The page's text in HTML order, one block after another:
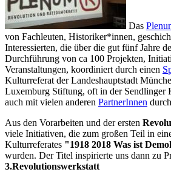
Das
von Fachleuten, Historiker*innen,
Interessierten, die über die gut fünf Jahre
Durchführung von ca 100 Projekten,
Veranstaltungen, koordiniert durch einen
Kulturreferat der Landeshauptstadt
Luxemburg Stiftung, oft in der Sendlinger
auch mit vielen anderen PartnerInnen
Aus den Vorarbeiten und der ersten
viele Initiativen, die zum großen Teil in
Kulturreferates "1918 2018 Was ist
wurden. Der Titel inspirierte uns dann zu
3.Revolutionswerkstatt